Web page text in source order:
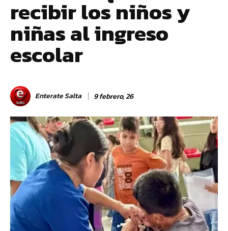
recibir los niños y
niñas al ingreso
escolar
Enterate Salta 9 febrero, 26